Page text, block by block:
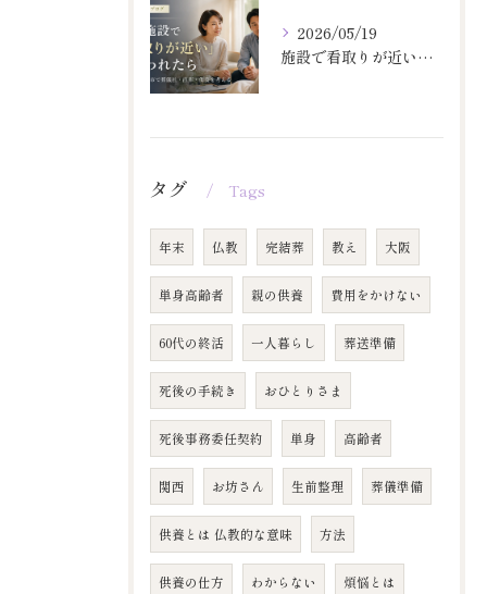
2026/05/19
施設で看取りが近いと言われたら
タグ Tags
年末 仏教 完結葬 教え 大阪
単身高齢者 親の供養 費用をかけない
60代の終活 一人暮らし 葬送準備
死後の手続き おひとりさま
死後事務委任契約 単身 高齢者
関西 お坊さん 生前整理 葬儀準備
供養とは 仏教的な意味 方法
供養の仕方 わからない 煩悩とは